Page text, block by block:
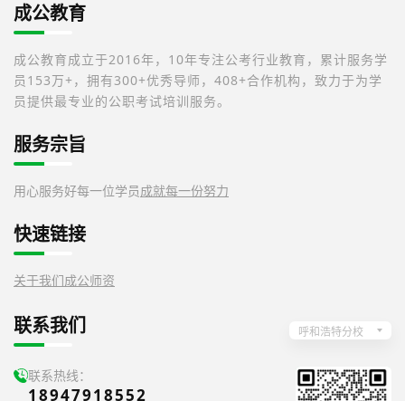
成公教育
成公教育成立于2016年，10年专注公考行业教育，累计服务学
员153万+，拥有300+优秀导师，408+合作机构，致力于为学
员提供最专业的公职考试培训服务。
服务宗旨
用心服务好每一位学员成就每一份努力
快速链接
关于我们成公师资
联系我们 呼和浩特分校
联系热线：
18947918552